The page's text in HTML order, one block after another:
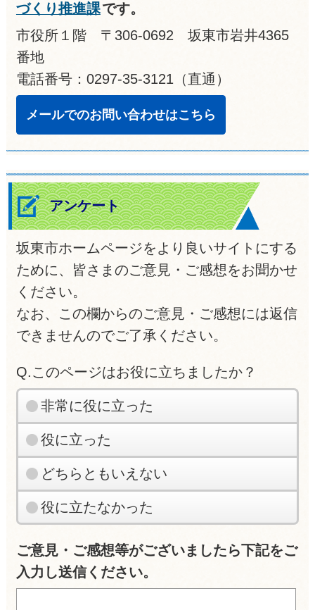
づくり推進課です。
市役所１階 〒306-0692 坂東市岩井4365
番地
電話番号：0297-35-3121（直通）
メールでのお問い合わせはこちら
アンケート
坂東市ホームページをより良いサイトにする
ために、皆さまのご意見・ご感想をお聞かせ
ください。
なお、この欄からのご意見・ご感想には返信
できませんのでご了承ください。
Q.このページはお役に立ちましたか？
非常に役に立った
役に立った
どちらともいえない
役に立たなかった
ご意見・ご感想等がございましたら下記をご
入力し送信ください。